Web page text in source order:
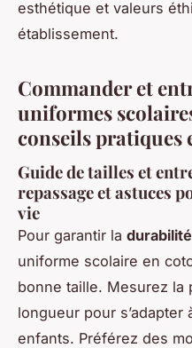
esthétique et valeurs
établissement.
Commander et
uniformes
conseils pratiques
Guide de tailles et
repassage et astuces
vie
Pour garantir la durabilité
uniforme scolaire en
bonne taille. Mesurez la
longueur pour s’adapter
enfants. Préférez des